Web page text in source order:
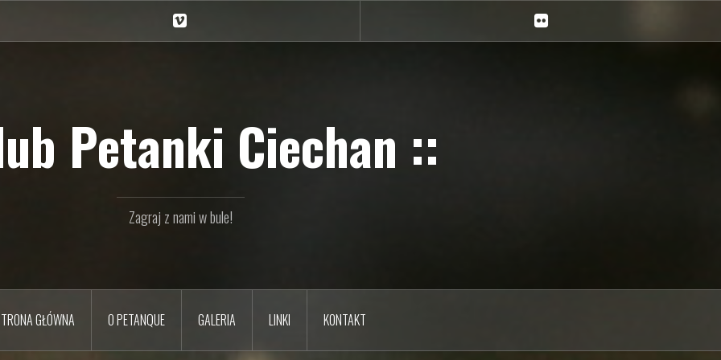
na
na
Petanki Ciechan ::
Zagraj z nami w bule!
GŁÓWNA O PETANQUE GALERIA LINKI KONTAKT